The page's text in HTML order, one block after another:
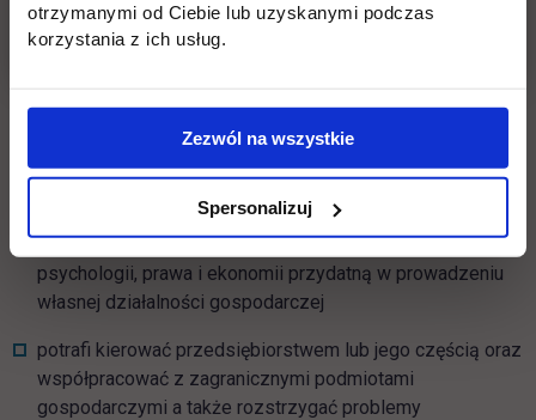
otrzymanymi od Ciebie lub uzyskanymi podczas
korzystania z ich usług.
Zezwól na wszystkie
Spersonalizuj
argumentowania, negocjowania i przekonywania
umie analizować główne zjawiska gospodarcze oraz
sytuację ekonomiczno-finansową podmiotów
gospodarczych, publicznych i samorządowych
zdobył wiedzę z zakresu nauk społecznych, podstaw
psychologii, prawa i ekonomii przydatną w prowadzeniu
własnej działalności gospodarczej
potrafi kierować przedsiębiorstwem lub jego częścią oraz
współpracować z zagranicznymi podmiotami
gospodarczymi a także rozstrzygać problemy